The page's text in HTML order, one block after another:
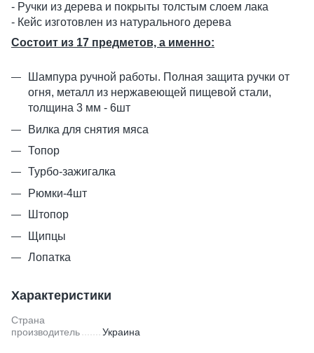
- Ручки из дерева и покрыты толстым слоем лака
- Кейс изготовлен из натурального дерева
Состоит из 17 предметов, а именно:
Шампура ручной работы. Полная защита ручки от
огня, металл из нержавеющей пищевой стали,
толщина 3 мм - 6шт
Вилка для снятия мяса
Топор
Турбо-зажигалка
Рюмки-4шт
Штопор
Щипцы
Лопатка
Характеристики
Страна
производитель
Украина